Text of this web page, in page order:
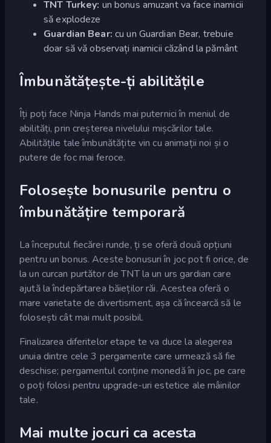
TNT Turkey: un bonus amuzant va face inamicii
să explodeze
Guardian Bear: cu un Guardian Bear, trebuie
doar să vă observați inamicii căzând la pământ
Îmbunătățește-ți abilitățile
Îți poți face Ninja Hands mai puternici în meniul de
abilități, prin creșterea nivelului mișcărilor tale.
Abilitățile tale îmbunătățite vin cu animații noi și o
putere de foc mai feroce.
Folosește bonusurile pentru o
îmbunătățire temporară
La începutul fiecărei runde, ți se oferă două opțiuni
pentru un bonus. Aceste bonusuri în joc pot fi orice, de
la un curcan purtător de TNT la un urs gardian care
ajută la îndepărtarea băieților răi. Acestea oferă o
mare varietate de divertisment, așa că încearcă să le
folosești cât mai mult posibil.
Finalizarea diferitelor etape te va duce la alegerea
unuia dintre cele 3 pergamente care urmează să fie
deschise; pergamentul conține monedă în joc, pe care
o poți folosi pentru upgrade-uri estetice ale mâinilor
tale.
Mai multe jocuri ca acesta